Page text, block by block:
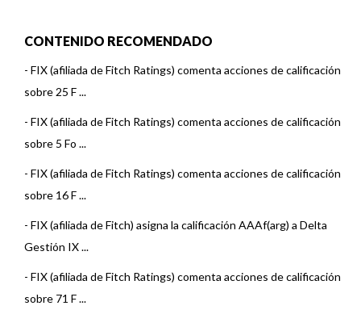
CONTENIDO RECOMENDADO
- FIX (afiliada de Fitch Ratings) comenta acciones de calificación
sobre 25 F ...
- FIX (afiliada de Fitch Ratings) comenta acciones de calificación
sobre 5 Fo ...
- FIX (afiliada de Fitch Ratings) comenta acciones de calificación
sobre 16 F ...
- FIX (afiliada de Fitch) asigna la calificación AAAf(arg) a Delta
Gestión IX ...
- FIX (afiliada de Fitch Ratings) comenta acciones de calificación
sobre 71 F ...